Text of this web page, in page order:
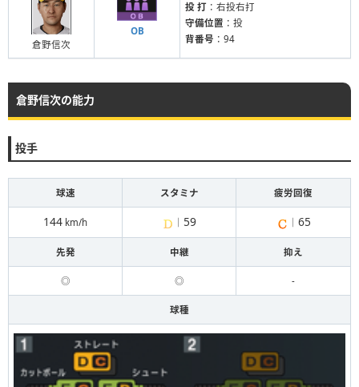
倉野信次
OB
投 打 ：右投右打
守備位置 ：投
背番号 ：94
倉野信次の能力
投手
球速 スタミナ 疲労回復
144 km/h 59 65
先発 中継 抑え
◎ ◎ -
球種